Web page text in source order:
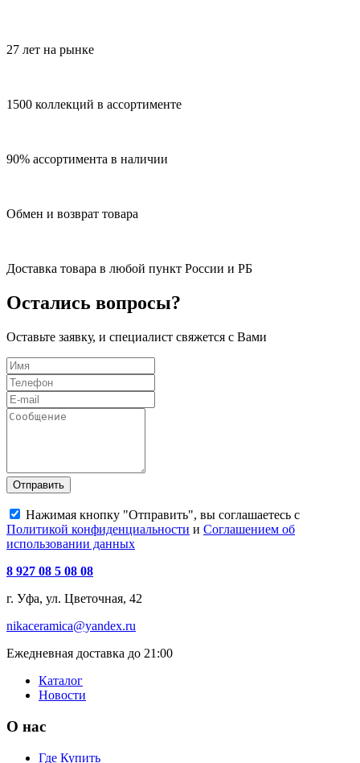
27 лет на рынке
1500 коллекций в ассортименте
90% ассортимента в наличии
Обмен и возврат товара
Доставка товара в любой пункт России и РБ
Остались вопросы?
Оставьте заявку, и специалист свяжется с Вами
Отправить
Нажимая кнопку "Отправить", вы соглашаетесь с
Политикой конфиденциальности и Соглашением об
использовании данных
8 927 08 5 08 08
г. Уфа, ул. Цветочная, 42
nikaceramica@yandex.ru
Ежедневная доставка до 21:00
Каталог
Новости
О нас
Где Купить